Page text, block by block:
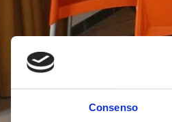
Consenso